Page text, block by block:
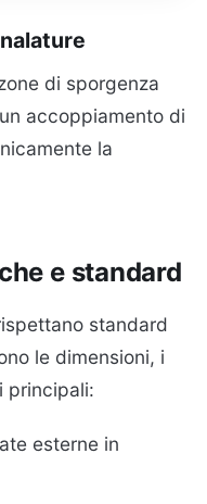
di sporgenza
accoppiamento di
la
e standard
standard
le dimensioni, i
principali:
esterne in